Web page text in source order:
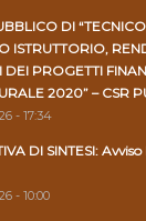
DI
ISTRUTTORIO,
DEI PROGETTI
2020” – CSR
- 17:34
DI SINTESI:
- 10:00